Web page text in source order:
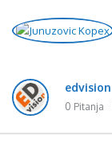
edvision
0 Pitanja